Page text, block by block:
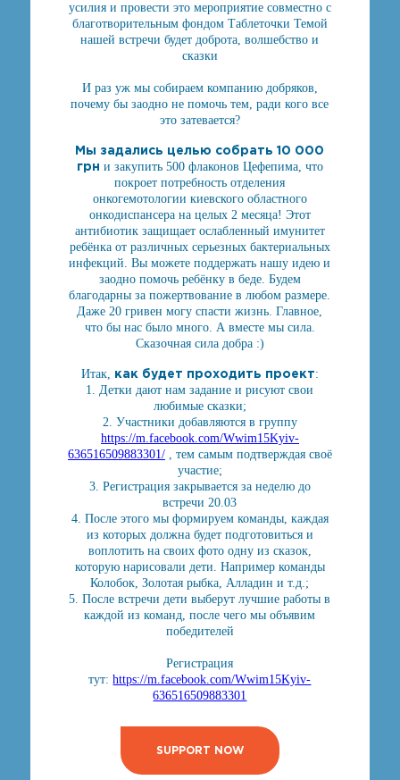
усилия и провести это мероприятие совместно с
благотворительным фондом Таблеточки Темой
нашей встречи будет доброта, волшебство и
сказки
И раз уж мы собираем компанию добряков,
почему бы заодно не помочь тем, ради кого все
это затевается?
Мы задались целью собрать 10 000
грн и закупить 500 флаконов Цефепима, что
покроет потребность отделения
онкогемотологии киевского областного
онкодиспансера на целых 2 месяца! Этот
антибиотик защищает ослабленный имунитет
ребёнка от различных серьезных бактериальных
инфекций. Вы можете поддержать нашу идею и
заодно помочь ребёнку в беде. Будем
благодарны за пожертвование в любом размере.
Даже 20 гривен могу спасти жизнь. Главное,
что бы нас было много. А вместе мы сила.
Сказочная сила добра :)
Итак, как будет проходить проект:
1. Детки дают нам задание и рисуют свои
любимые сказки;
2. Участники добавляются в группу
https://m.facebook.com/Wwim15Kyiv-
636516509883301/, тем самым подтверждая своё
участие;
3. Регистрация закрывается за неделю до
встречи 20.03
4. После этого мы формируем команды, каждая
из которых должна будет подготовиться и
воплотить на своих фото одну из сказок,
которую нарисовали дети. Например команды
Колобок, Золотая рыбка, Алладин и т.д.;
5. После встречи дети выберут лучшие работы в
каждой из команд, после чего мы объявим
победителей
Регистрация
тут:https://m.facebook.com/Wwim15Kyiv-
636516509883301
SUPPORT NOW